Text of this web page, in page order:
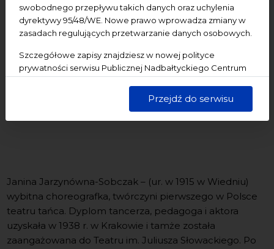
swobodnego przepływu takich danych oraz uchylenia
dyrektywy 95/48/WE. Nowe prawo wprowadza zmiany w
zasadach regulujących przetwarzanie danych osobowych.
Szczegółowe zapisy znajdziesz w nowej polityce
prywatności serwisu Publicznej Nadbałtyckiego Centrum
dane są przetwarzane w sposób bezpieczny, z należytą
starannością i zgodnie z obowiązującymi przepisami.
Przejdź do serwisu
Organizator: Stowarzyszenie Polskich Artystów
Muzyków, współorg. NCK.
Janina Jarzynówna-Sobczak – (ur. w 1915 w Wiedniu)
wybitna choreografka, twórczyni pierwszego w Polsce
teatru tańca. Dyplom tancerza, pedagoga i aktora
uzyskała w 1938 r. w Krakowie i tamże została
zaangażowana do Teatru im. Juliusza Słowackiego. Po